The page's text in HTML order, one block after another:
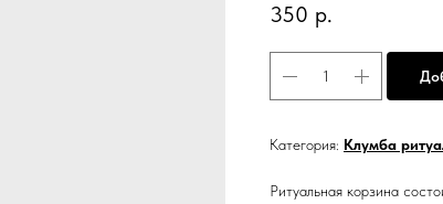
350 р.
Категория: Клумба
Ритуальная корзина